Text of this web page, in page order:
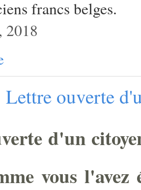
francs belges.
2018
Lettre ouverte
d'un
vous